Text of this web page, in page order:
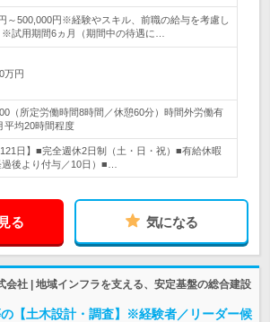
～500,000円※経験やスキル、前職の給与を考慮し
試用期間6ヵ月（期間中の待遇に…
万円
（所定労働時間8時間／休憩60分）時間外労働有
均20時間程度
日】■完全週休2日制（土・日・祝）■有給休暇
過後より付与／10日）■…
る 気になる
会社 | 地域インフラを支える、安定基盤の総合建設
【土木設計・調査】※経験者／リーダー候